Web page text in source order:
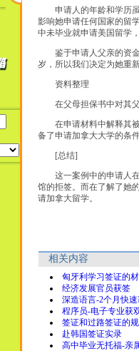
申请人的年龄和学历虽
影响她申请任何国家的留
中未毕业就申请美国留学
鉴于申请人父亲的资金
岁，所以我们决定为她重
资料整理
在父母担保书中对其父
在申请材料中解释其被
备了申请加拿大大学的条
[总结]
这一案例中的申请人在
馆的拒签。而在了解了她
请加拿大留学。
相关内容
匈牙利学习签证的
经济发展官员获签
深造语言-2个月快
程序员-电子专业获
签证和过路签证的
赴韩国签证实录
高中毕业无托福-亲